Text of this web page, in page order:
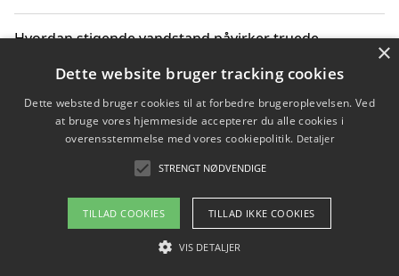
Hvordan stigende vandstand påvirker truede
Sådan vælger du de bedste vandrerygsække til
vandreture i Danmark
Copyright 2026 - Pilanto Aps
Om / kontakt
×
Dette website bruger tracking cookies
Dette websted bruger cookies til at forbedre brugeroplevelsen. Ved
at bruge vores hjemmeside accepterer du alle cookies i
overensstemmelse med vores cookiepolitik. Detaljer
STRENGT NØDVENDIGE
TILLAD COOKIES TILLAD IKKE COOKIES
VIS DETALJER